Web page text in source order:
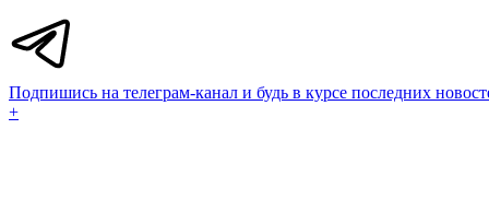
Подпишись на телеграм-канал и будь в курсе последних
+